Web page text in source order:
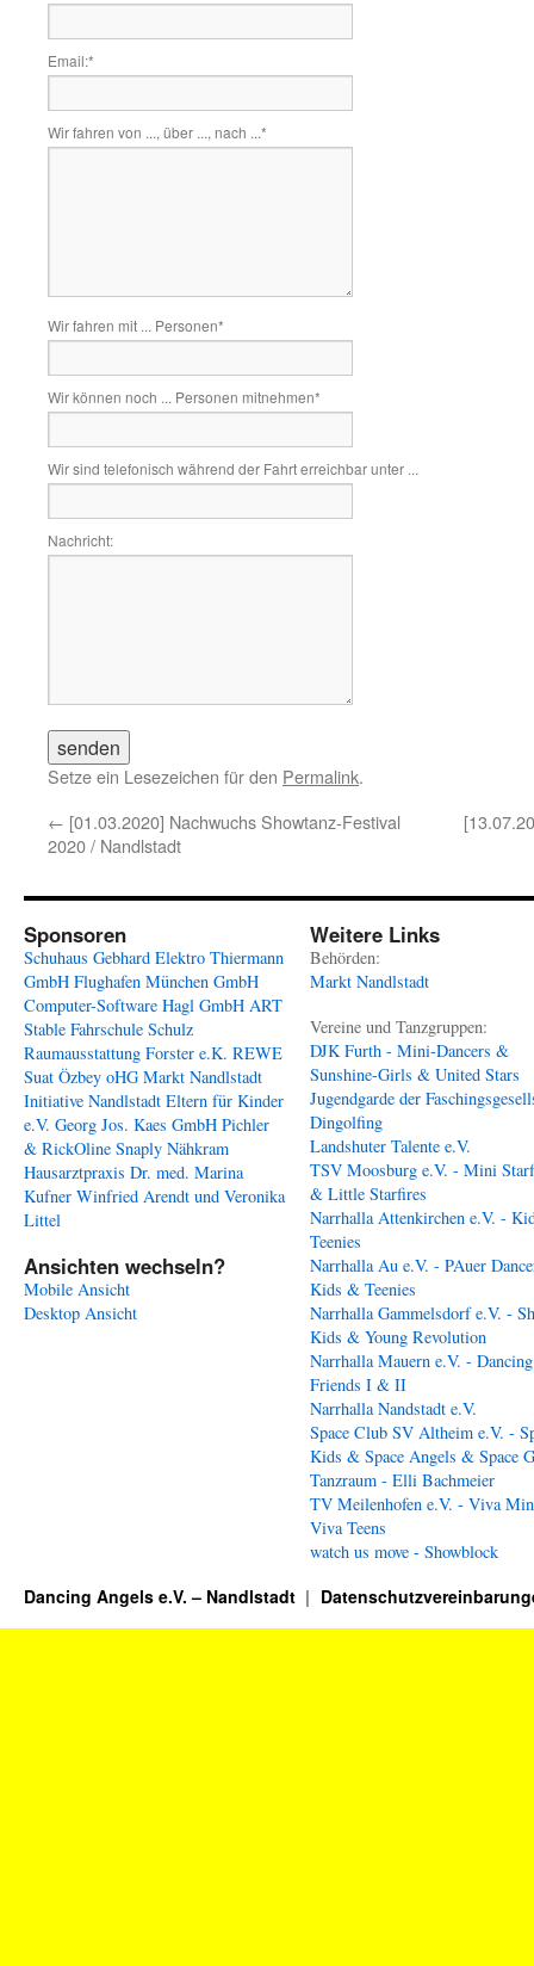
Email:*
Wir fahren von ..., über ..., nach ...*
Wir fahren mit ... Personen*
Wir können noch ... Personen mitnehmen*
Wir sind telefonisch während der Fahrt erreichbar unter ...
Nachricht:
Setze ein Lesezeichen für den Permalink.
← [01.03.2020] Nachwuchs Showtanz-Festival
2020 / Nandlstadt
Sponsoren
Schuhaus Gebhard Elektro Thiermann
GmbH Flughafen München GmbH
Computer-Software Hagl GmbH ART
Stable Fahrschule Schulz
Raumausstattung Forster e.K. REWE
Suat Özbey oHG Markt Nandlstadt
Initiative Nandlstadt Eltern für Kinder
e.V. Georg Jos. Kaes GmbH Pichler
& RickOline Snaply Nähkram
Hausarztpraxis Dr. med. Marina
Kufner Winfried Arendt und Veronika
Littel
Ansichten wechseln?
Mobile Ansicht
Desktop Ansicht
Weitere Links
Behörden:
Markt Nandlstadt
Vereine und Tanzgruppen:
DJK Furth - Mini-Dancers &
Sunshine-Girls & United Stars
Jugendgarde der
Dingolfing
Landshuter Talente e.V.
TSV Moosburg e.V. - Mini
& Little Starfires
Narrhalla Attenkirchen e.V. -
Teenies
Narrhalla Au e.V. - PAuer
Kids & Teenies
Narrhalla Gammelsdorf e.V. -
Kids & Young Revolution
Narrhalla Mauern e.V. - Dancing
Friends I & II
Narrhalla Nandstadt e.V.
Space Club SV Altheim e.V. -
Kids & Space Angels & Space
Tanzraum - Elli Bachmeier
TV Meilenhofen e.V. - Viva
Viva Teens
watch us move - Showblock
Dancing Angels e.V. – Nandlstadt